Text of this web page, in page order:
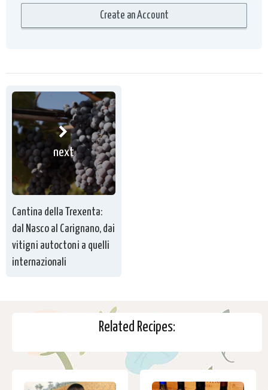
next
Cantina della Trexenta:
dal Nasco al Carignano, dai
vitigni autoctoni a quelli
internazionali
Related Recipes: